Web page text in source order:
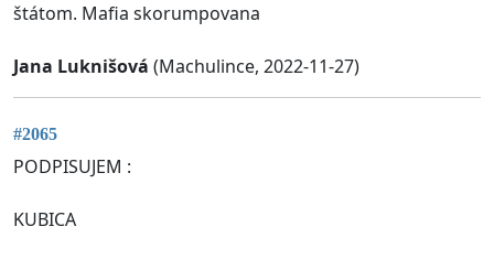
štátom. Mafia skorumpovana
Jana Luknišová (Machulince, 2022-11-27)
#2065
PODPISUJEM :
KUBICA